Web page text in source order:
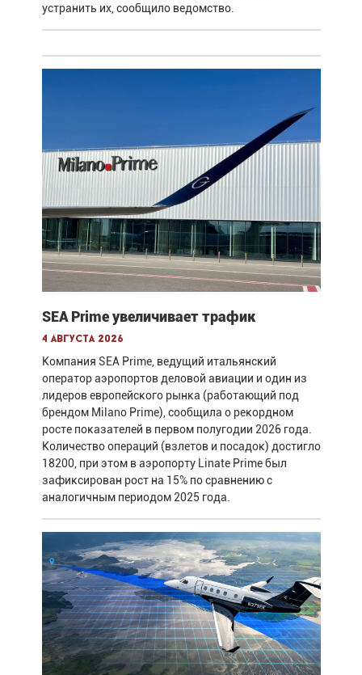
устранить их, сообщило ведомство.
SEA Prime увеличивает трафик
4 августа 2026
Компания SEA Prime, ведущий итальянский
оператор аэропортов деловой авиации и один из
лидеров европейского рынка (работающий под
брендом Milano Prime), сообщила о рекордном
росте показателей в первом полугодии 2026 года.
Количество операций (взлетов и посадок) достигло
18200, при этом в аэропорту Linate Prime был
зафиксирован рост на 15% по сравнению с
аналогичным периодом 2025 года.